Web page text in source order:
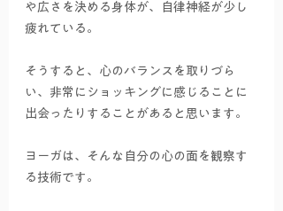
や広さを決める身体が、自律神経が少し
疲れている。
そうすると、心のバランスを取りづら
い、非常にショッキングに感じることに
出会ったりすることがあると思います。
ヨーガは、そんな自分の心の面を観察す
る技術です。